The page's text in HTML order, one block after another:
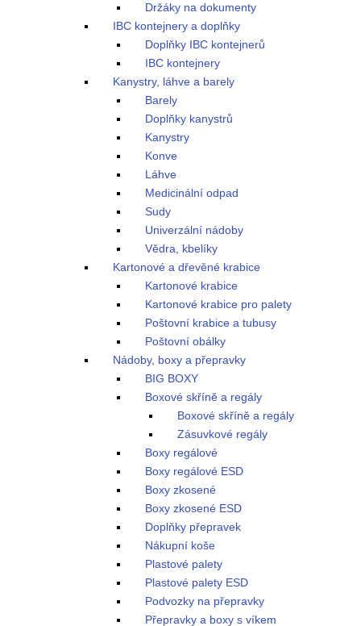
Držáky na dokumenty
IBC kontejnery a doplňky
Doplňky IBC kontejnerů
IBC kontejnery
Kanystry, láhve a barely
Barely
Doplňky kanystrů
Kanystry
Konve
Láhve
Medicinální odpad
Sudy
Univerzální nádoby
Vědra, kbelíky
Kartonové a dřevěné krabice
Kartonové krabice
Kartonové krabice pro palety
Poštovní krabice a tubusy
Poštovní obálky
Nádoby, boxy a přepravky
BIG BOXY
Boxové skříně a regály
Boxové skříně a regály
Zásuvkové regály
Boxy regálové
Boxy regálové ESD
Boxy zkosené
Boxy zkosené ESD
Doplňky přepravek
Nákupní koše
Plastové palety
Plastové palety ESD
Podvozky na přepravky
Přepravky a boxy s víkem